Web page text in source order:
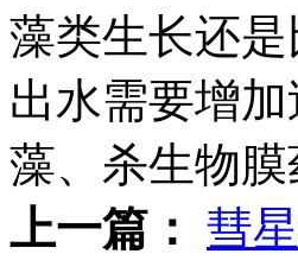
藻类生长还
出水需要增
藻、杀生物
上一篇： 彗